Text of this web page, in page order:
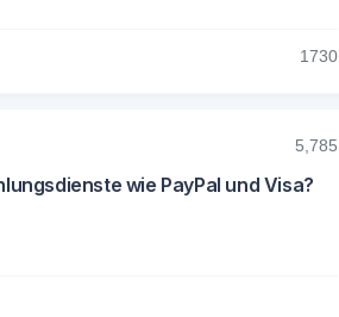
1730
5,785
wie PayPal und Visa?